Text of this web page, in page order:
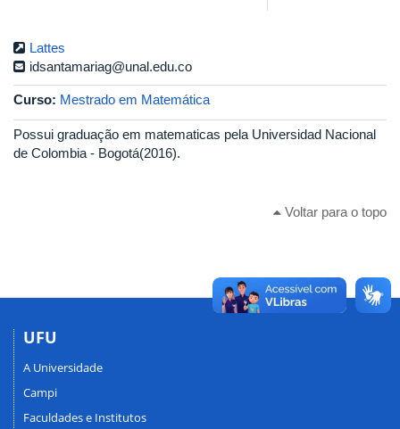
Lattes
idsantamariag@unal.edu.co
Curso: Mestrado em Matemática
Possui graduação em matematicas pela Universidad Nacional
de Colombia - Bogotá(2016).
Voltar para o topo
UFU
A Universidade
Campi
Faculdades e Institutos